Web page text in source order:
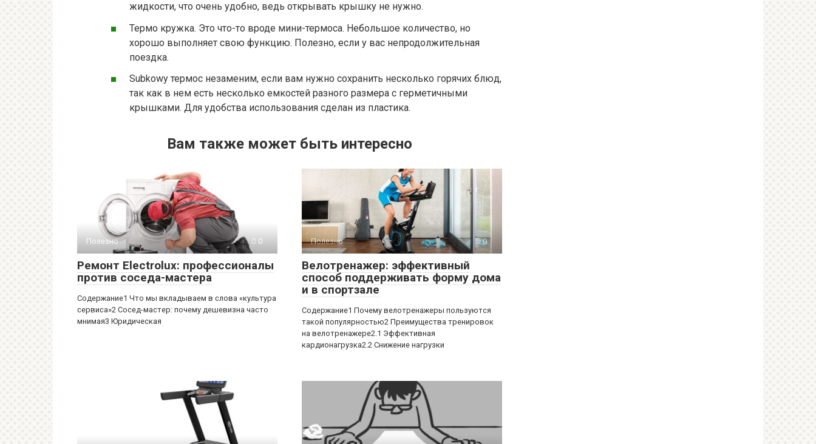
жидкости, что очень удобно, ведь открывать крышку не нужно.
Термо кружка. Это что-то вроде мини-термоса. Небольшое количество, но
хорошо выполняет свою функцию. Полезно, если у вас непродолжительная
поездка.
Subkowy термос незаменим, если вам нужно сохранить несколько горячих блюд,
так как в нем есть несколько емкостей разного размера с герметичными
крышками. Для удобства использования сделан из пластика.
Вам также может быть интересно
Полезно 0
Ремонт Electrolux: профессионалы
против соседа-мастера
Содержание1 Что мы вкладываем в слова «культура
сервиса»2 Сосед-мастер: почему дешевизна часто
мнимая3 Юридическая
Полезно 0
Велотренажер: эффективный
способ поддерживать форму дома
и в спортзале
Содержание1 Почему велотренажеры пользуются
такой популярностью2 Преимущества тренировок
на велотренажере2.1 Эффективная
кардионагрузка2.2 Снижение нагрузки